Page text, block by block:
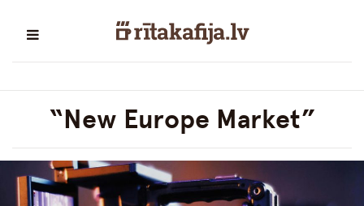
“New Europe Market”